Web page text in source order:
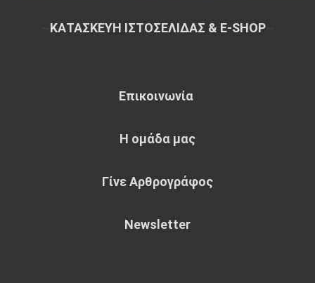
ΚΑΤΑΣΚΕΥΗ ΙΣΤΟΣΕΛΙΔΑΣ & E-SHOP~
Επικοινωνία
Η ομάδα μας
Γίνε Αρθρογράφος
Newsletter